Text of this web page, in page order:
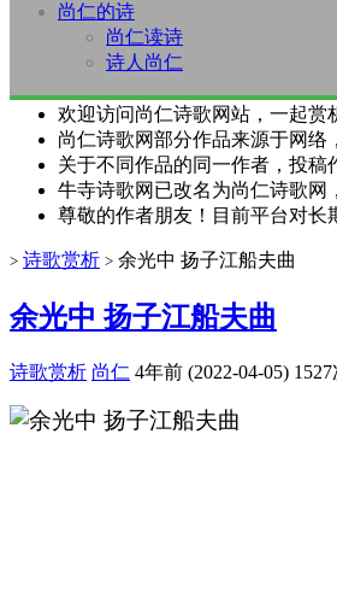
尚仁的诗
尚仁读诗
诗人尚仁
欢迎访问尚仁诗歌网站，一起赏
尚仁诗歌网部分作品来源于网络
关于不同作品的同一作者，投稿
牛寺诗歌网已改名为尚仁诗歌网
尊敬的作者朋友！目前平台对长
> 诗歌赏析 > 余光中 扬子江船夫曲
余光中 扬子江船夫曲
诗歌赏析 尚仁 4年前 (2022-04-05)